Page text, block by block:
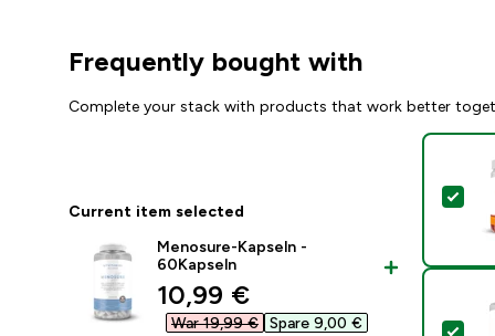
Frequently bought with
Complete your stack with products that work better
Current item selected
Menosure-Kapseln -
60Kapseln
discounted price
10,99 €‎
War 19,99 €‎ Spare 9,00 €‎